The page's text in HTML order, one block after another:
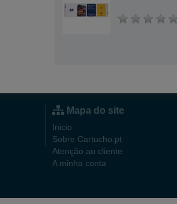
Mapa do site
Inicio
Sobre Cartucho.pt
Atenção ao cliente
A minha conta